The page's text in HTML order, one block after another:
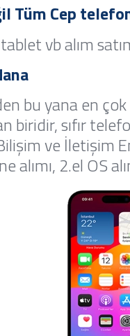
Tüm Cep
vb alım
bu yana en
biridir, sıfır
ve İletişim
alımı, 2.el OS